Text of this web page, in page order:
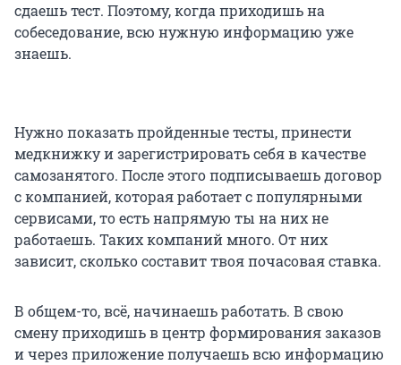
сдаешь тест. Поэтому, когда приходишь на
собеседование, всю нужную информацию уже
знаешь.
Нужно показать пройденные тесты, принести
медкнижку и зарегистрировать себя в качестве
самозанятого. После этого подписываешь договор
с компанией, которая работает с популярными
сервисами, то есть напрямую ты на них не
работаешь. Таких компаний много. От них
зависит, сколько составит твоя почасовая ставка.
В общем-то, всё, начинаешь работать. В свою
смену приходишь в центр формирования заказов
и через приложение получаешь всю информацию